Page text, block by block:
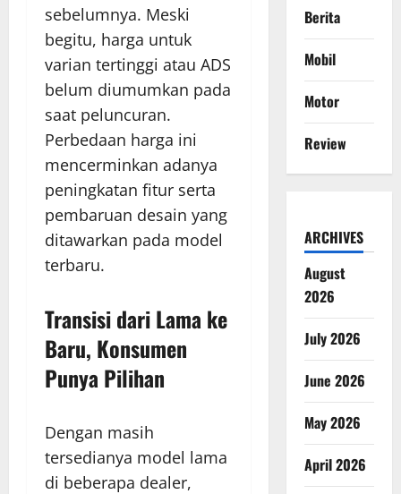
sebelumnya. Meski
begitu, harga untuk
varian tertinggi atau ADS
belum diumumkan pada
saat peluncuran.
Perbedaan harga ini
mencerminkan adanya
peningkatan fitur serta
pembaruan desain yang
ditawarkan pada model
terbaru.
Transisi dari Lama ke
Baru, Konsumen
Punya Pilihan
Dengan masih
tersedianya model lama
di beberapa dealer,
Berita
Mobil
Motor
Review
ARCHIVES
August
2026
July 2026
June 2026
May 2026
April 2026